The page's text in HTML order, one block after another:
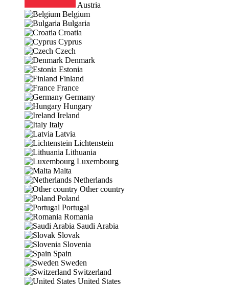
Austria
Belgium
Bulgaria
Croatia
Cyprus
Czech
Denmark
Estonia
Finland
France
Germany
Hungary
Ireland
Italy
Latvia
Lichtenstein
Lithuania
Luxembourg
Malta
Netherlands
Other country
Poland
Portugal
Romania
Saudi Arabia
Slovak
Slovenia
Spain
Sweden
Switzerland
United States